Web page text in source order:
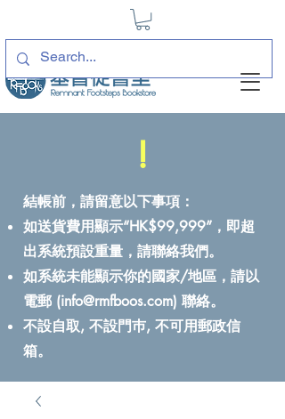
!
結帳前，請留意以下事項：
如送貨費用顯示“HK$99,999”，即超
出系統預設重量，請聯絡我們。
如系統未能顯示你的國家/地區，請以
電郵 (info@rmfboos.com) 聯絡。
不設自取, 不設門巿, 不可用郵政信
箱。